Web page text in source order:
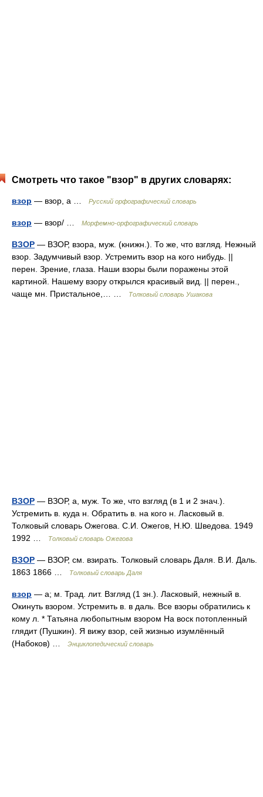
Смотреть что такое "взор" в других словарях:
взор — взор, а … Русский орфографический словарь
взор — взор/ … Морфемно-орфографический словарь
ВЗОР — ВЗОР, взора, муж. (книжн.). То же, что взгляд. Нежный
взор. Задумчивый взор. Устремить взор на кого нибудь. ||
перен. Зрение, глаза. Наши взоры были поражены этой
картиной. Нашему взору открылся красивый вид. || перен.,
чаще мн. Пристальное,… …
Толковый словарь Ушакова
ВЗОР — ВЗОР, а, муж. То же, что взгляд (в 1 и 2 знач.).
Устремить в. куда н. Обратить в. на кого н. Ласковый в.
Толковый словарь Ожегова. С.И. Ожегов, Н.Ю. Шведова. 1949
1992 …
Толковый словарь Ожегова
ВЗОР — ВЗОР, см. взирать. Толковый словарь Даля. В.И. Даль.
1863 1866 …
Толковый словарь Даля
взор — а; м. Трад. лит. Взгляд (1 зн.). Ласковый, нежный в.
Окинуть взором. Устремить в. в даль. Все взоры обратились к
кому л. * Татьяна любопытным взором На воск потопленный
глядит (Пушкин). Я вижу взор, сей жизнью изумлённый
(Набоков) …
Энциклопедический словарь